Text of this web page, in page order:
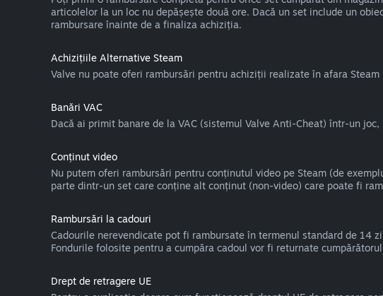
articolelor la un loc nu depășește două ore. Dacă un set include un
rambursare înainte de a finaliza achiziția.
Achizițiile Alternative Steam
Valve nu poate oferi rambursări pentru achiziții realizate în afara
Banări VAC
Dacă ai primit banare de la VAC (sistemul Valve Anti-Cheat) într-un
Conținut video
Nu putem oferi rambursări pentru conținutul video pe Steam (de
parte dintr-un set care conține alt conținut (non-video) care poate fi
Rambursări la cadouri
Cadourile nerevendicate pot fi rambursate în termenul standard de 14
Fondurile folosite pentru a cumpăra cadoul vor fi returnate
Drept de retragere UE